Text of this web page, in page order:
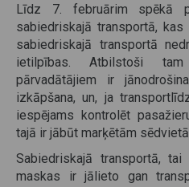
Līdz 7. februārim spēkā
sabiedriskajā transportā,
sabiedriskajā transportā
ietilpības. Atbilstoši tam
pārvadātājiem ir
izkāpšana, un, ja
iespējams kontrolēt
tajā ir jābūt marķētām
Sabiedriskajā transportā,
maskas ir jālieto gan